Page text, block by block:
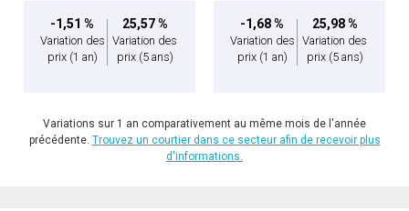
-1,51 %
Variation des
prix (1 an)
25,57 %
Variation des
prix (5 ans)
-1,68 %
Variation des
prix (1 an)
25,98 %
Variation des
prix (5 ans)
Variations sur 1 an comparativement au même mois de l'année
précédente. Trouvez un courtier dans ce secteur afin de recevoir plus
d'informations.